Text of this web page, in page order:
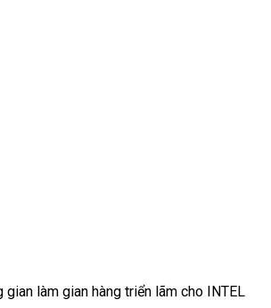
gian làm gian hàng triển lãm cho INTEL